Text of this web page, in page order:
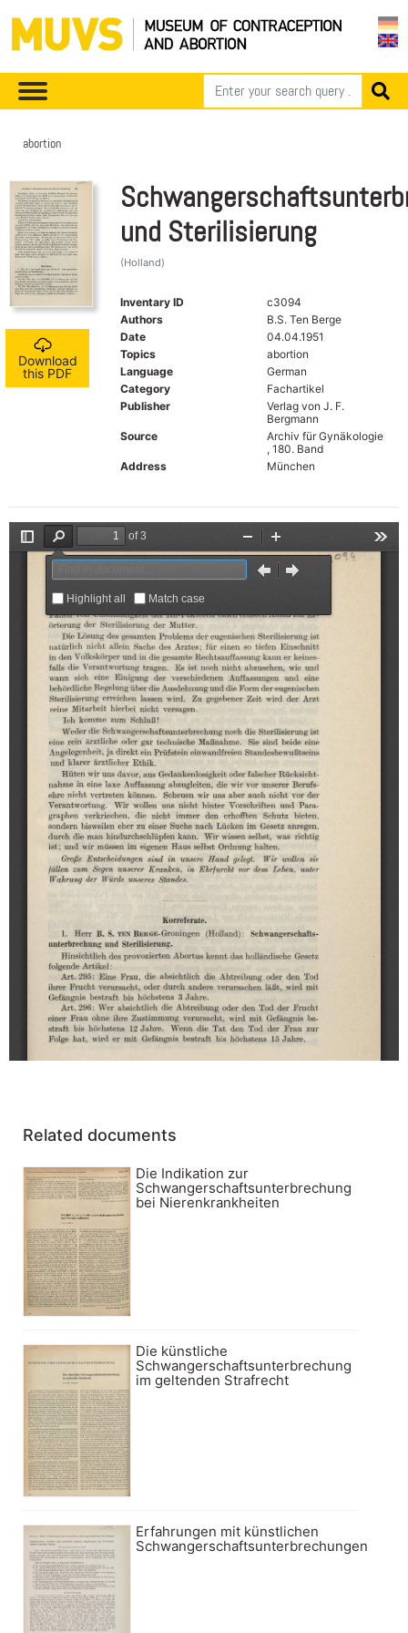
abortion
Download
this PDF
und Sterilisierung
(Holland)
Inventary ID
c3094
Authors
B.S. Ten Berge
Date
04.04.1951
Topics
abortion
Language
German
Category
Fachartikel
Publisher
Verlag von J. F.
Bergmann
Source
Archiv für Gynäkologie
, 180. Band
Address
München
Related documents
Die Indikation zur
Schwangerschaftsunterbrechung
bei Nierenkrankheiten
Die künstliche
Schwangerschaftsunterbrechung
im geltenden Strafrecht
Erfahrungen mit künstlichen
Schwangerschaftsunterbrechungen